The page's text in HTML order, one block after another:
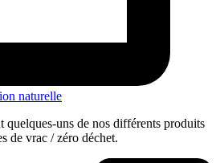
naturelle
quelques-uns de nos différents produits
de vrac / zéro déchet.